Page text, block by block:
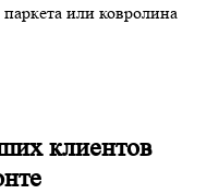
или ковролина
клиентов